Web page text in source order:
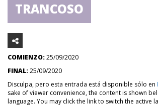
TRANCOSO
COMIENZO:25/09/2020
FINAL:25/09/2020
Disculpa, pero esta entrada está disponible sólo en
sake of viewer convenience, the content is shown
language. You may click the link to switch the active